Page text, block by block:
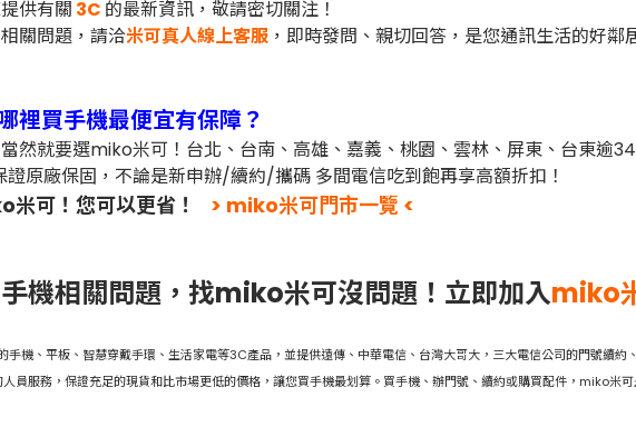
供有關 3C 的最新資訊，敬請密切關注！
關問題， 請洽米可真人線上客服 ，即時發問、親切回答，是您通訊生活的好鄰
裡買手機最便宜有保障？
然就要選miko米可！ 台北、台南、高雄、嘉義、桃園、雲林、屏東、台東逾
原廠保固，不論是新申辦/續約/攜碼 多間電信吃到飽再享高額折扣！
可！您可以更省！ > miko米可門市一覽 <
手機相關問題，找miko米可沒問題！立即加入miko
手機、平板、智慧穿戴手環、生活家電等3C產品，並提供遠傳、中華電信、台灣大哥大，三大電信公司的門號續
員服務，保證充足的現貨和比市場更低的價格，讓您買手機最划算。買手機、辦門號、續約或購買配件，miko米